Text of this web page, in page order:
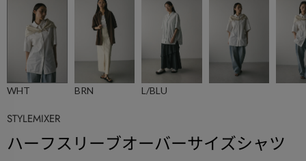
WHT BRN L/BLU
STYLEMIXER
ハーフスリーブオーバーサイズシャツ